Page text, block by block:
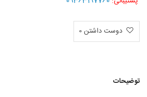
دوست داشتن0
توضیحات